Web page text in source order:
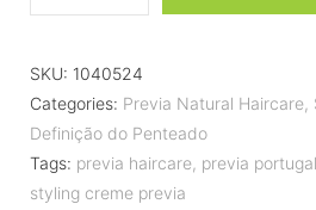
SKU: 1040524
Categories: Previa Natural Haircare,
Definição do Penteado
Tags: previa haircare, previa portugal
styling creme previa